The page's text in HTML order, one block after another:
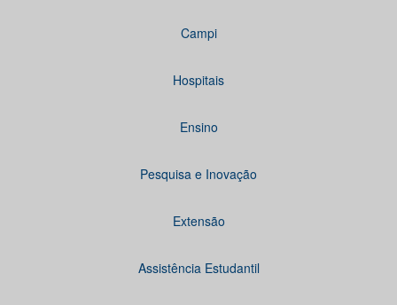
Campi
Hospitais
Ensino
Pesquisa e Inovação
Extensão
Assistência Estudantil